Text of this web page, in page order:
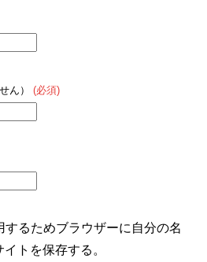
ん） (必須)
するためブラウザーに自分の名
トを保存する。